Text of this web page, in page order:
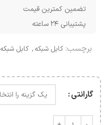
تضمین کمترین قیمت
پشتیبانی ۲۴ ساعته
برچسب: کابل شبکه, کابل شبکه CAT6 3.0m
گارانتی